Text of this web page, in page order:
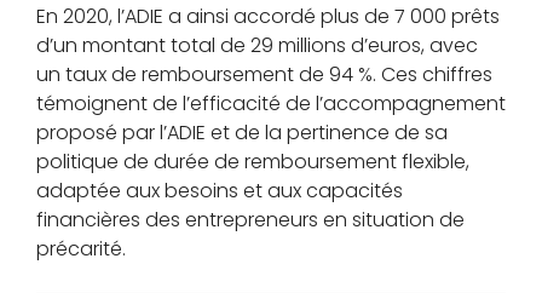
En 2020, l’ADIE a ainsi accordé plus de 7 000 prêts
d’un montant total de 29 millions d’euros, avec
un taux de remboursement de 94 %. Ces chiffres
témoignent de l’efficacité de l’accompagnement
proposé par l’ADIE et de la pertinence de sa
politique de durée de remboursement flexible,
adaptée aux besoins et aux capacités
financières des entrepreneurs en situation de
précarité.